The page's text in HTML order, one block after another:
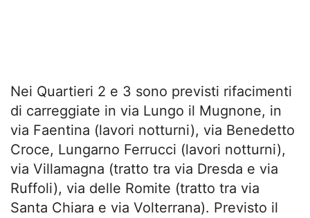
Nei Quartieri 2 e 3 sono previsti rifacimenti
di carreggiate in via Lungo il Mugnone, in
via Faentina (lavori notturni), via Benedetto
Croce, Lungarno Ferrucci (lavori notturni),
via Villamagna (tratto tra via Dresda e via
Ruffoli), via delle Romite (tratto tra via
Santa Chiara e via Volterrana). Previsto il